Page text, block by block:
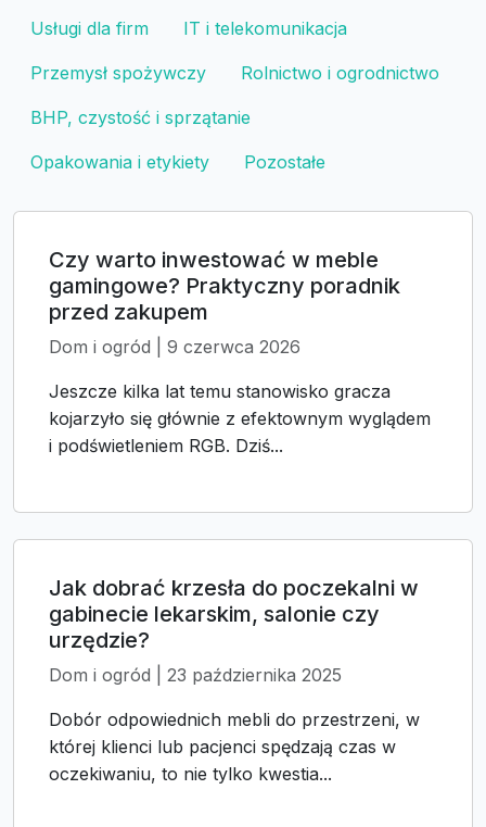
Usługi dla firm IT i telekomunikacja
Przemysł spożywczy Rolnictwo i ogrodnictwo
BHP, czystość i sprzątanie
Opakowania i etykiety Pozostałe
Czy warto inwestować w meble
gamingowe? Praktyczny poradnik
przed zakupem
Dom i ogród | 9 czerwca 2026
Jeszcze kilka lat temu stanowisko gracza
kojarzyło się głównie z efektownym wyglądem
i podświetleniem RGB. Dziś...
Jak dobrać krzesła do poczekalni w
gabinecie lekarskim, salonie czy
urzędzie?
Dom i ogród | 23 października 2025
Dobór odpowiednich mebli do przestrzeni, w
której klienci lub pacjenci spędzają czas w
oczekiwaniu, to nie tylko kwestia...